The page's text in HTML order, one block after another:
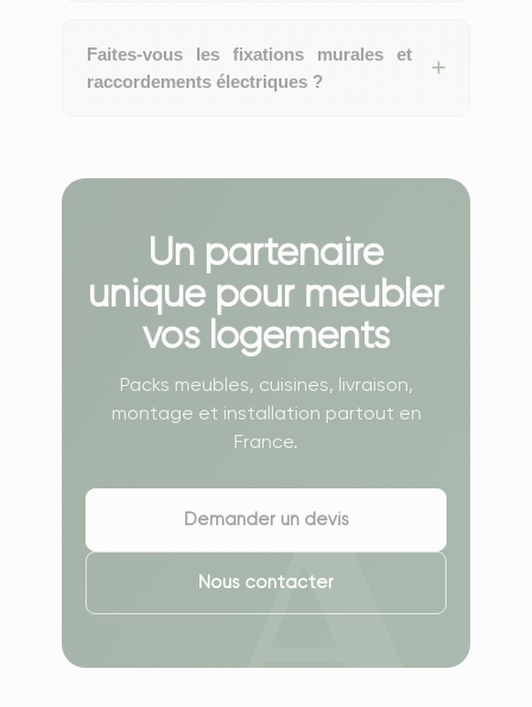
Faites-vous les fixations murales et
raccordements électriques ?
Un partenaire
unique pour meubler
vos logements
Packs meubles, cuisines, livraison,
montage et installation partout en
France.
Demander un devis
Nous contacter